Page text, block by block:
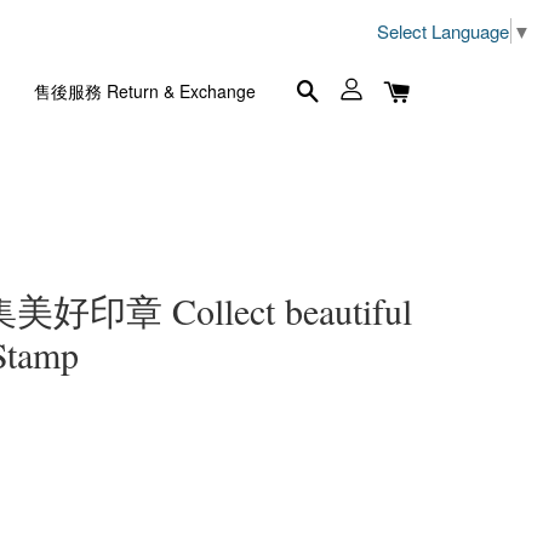
Select Language ▼
售後服務 Return & Exchange
美好印章 Collect beautiful